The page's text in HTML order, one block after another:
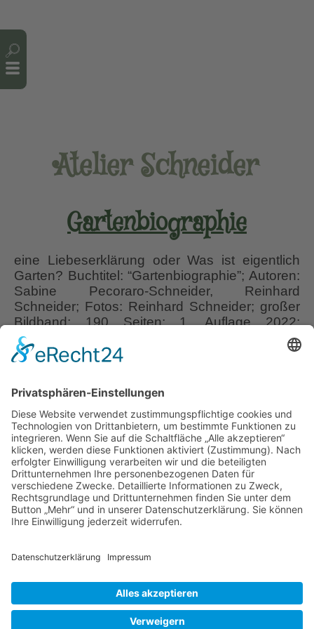
Atelier Schneider
Gartenbiographie
eine Liebeserklärung oder Was ist eigentlich
Garten? Buchtitel: “Gartenbiographie”; Autoren:
Sabine Pecoraro-Schneider, Reinhard
Schneider; Fotos: Reinhard Schneider; großer
Bildband; 190 Seiten; 1. Auflage 2022;
Selbstverlag Atelier Schneider; Kontakt:
pecoraro-schneider@t-online.de -
in Buchform mit vielen aussagestarken Fotos
zusammenzufassen? Zugegeben, die Mehrheit
der Gartenbesitzer könnte das…
Liebe Leser! Ihr könnt euch per E-Mail
informieren lassen, wenn neue Artikel auf
Wurzerlsgarten erscheinen.Folgt dafür einfach
diesem Link und gebt dort eure E-Mailadresse
1. November 2022